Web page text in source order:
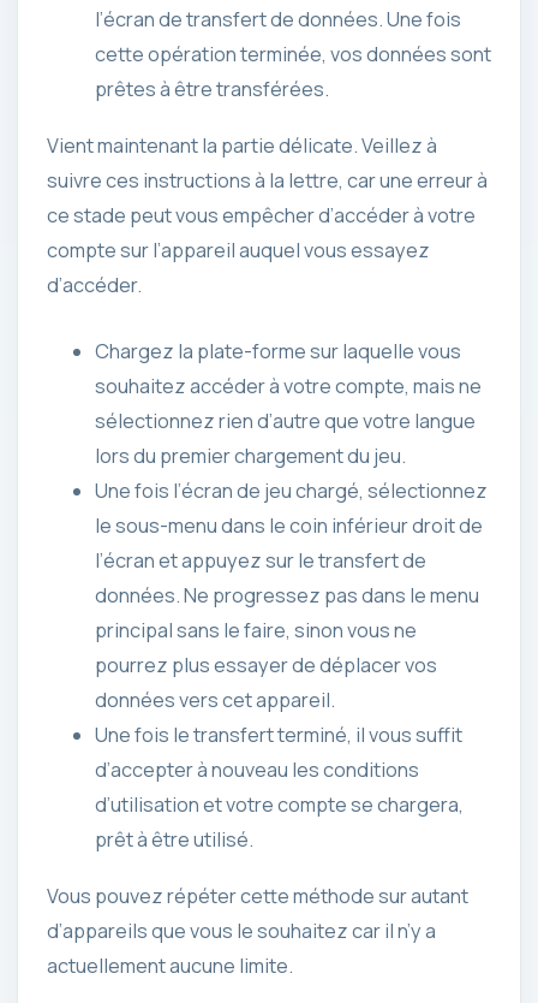
l’écran de transfert de données. Une fois
cette opération terminée, vos données sont
prêtes à être transférées.
Vient maintenant la partie délicate. Veillez à
suivre ces instructions à la lettre, car une erreur à
ce stade peut vous empêcher d’accéder à votre
compte sur l’appareil auquel vous essayez
d’accéder.
Chargez la plate-forme sur laquelle vous
souhaitez accéder à votre compte, mais ne
sélectionnez rien d’autre que votre langue
lors du premier chargement du jeu.
Une fois l’écran de jeu chargé, sélectionnez
le sous-menu dans le coin inférieur droit de
l’écran et appuyez sur le transfert de
données. Ne progressez pas dans le menu
principal sans le faire, sinon vous ne
pourrez plus essayer de déplacer vos
données vers cet appareil.
Une fois le transfert terminé, il vous suffit
d’accepter à nouveau les conditions
d’utilisation et votre compte se chargera,
prêt à être utilisé.
Vous pouvez répéter cette méthode sur autant
d’appareils que vous le souhaitez car il n’y a
actuellement aucune limite.